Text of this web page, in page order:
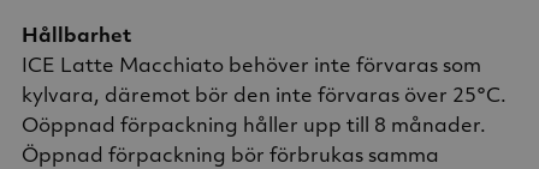
Hållbarhet
ICE Latte Macchiato behöver inte förvaras som
kylvara, däremot bör den inte förvaras över 25°C.
Oöppnad förpackning håller upp till 8 månader.
Öppnad förpackning bör förbrukas samma